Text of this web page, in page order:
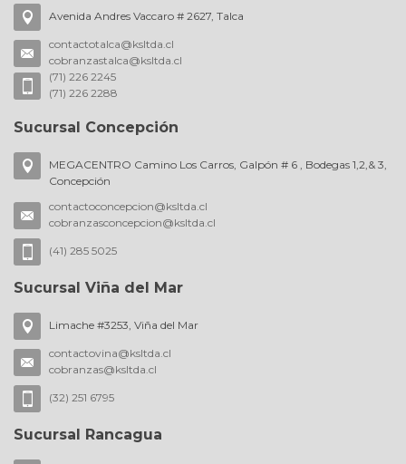
Avenida Andres Vaccaro # 2627, Talca
contactotalca@ksltda.cl
cobranzastalca@ksltda.cl
(71) 226 2245
(71) 226 2288
Sucursal Concepción
MEGACENTRO Camino Los Carros, Galpón # 6 , Bodegas 1,2,& 3,
Concepción
contactoconcepcion@ksltda.cl
cobranzasconcepcion@ksltda.cl
(41) 285 5025
Sucursal Viña del Mar
Limache #3253, Viña del Mar
contactovina@ksltda.cl
cobranzas@ksltda.cl
(32) 251 6795
Sucursal Rancagua